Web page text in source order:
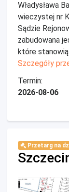
Władysława
wieczystej nr
Sądzie
zabudowana
które stanowią
Szczegóły
Termin:
2026-08-06
Przetarg na